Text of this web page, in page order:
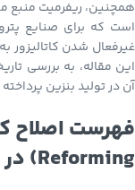
همچنین، ریفرمیت منبع
است که برای صنایع
غیرفعال شدن
این مقاله، به بررسی
آن در تولید بنزین
Reforming) در فرآیند تولید بنزین